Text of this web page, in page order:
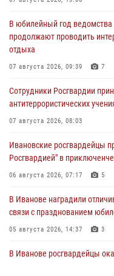
В юбилейный год
продолжают проводить
отдыха
07 августа 2026, 09:39 7
Сотрудники Росгвардии
антитеррористических
07 августа 2026, 08:03
Ивановские росгвардейцы
Росгвардией" в
06 августа 2026, 07:17 5
В Иванове наградили
связи с празднованием
05 августа 2026, 14:37 3
В Иванове росгвардейцы